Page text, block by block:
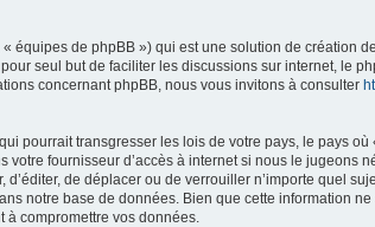
équipes de phpBB ») qui est une solution de création
pour seul but de faciliter les discussions sur internet, le
concernant phpBB, nous vous invitons à consulter
pourrait transgresser les lois de votre pays, le pays où
fournisseur d’accès à internet si nous le jugeons
de déplacer ou de verrouiller n’importe quel
notre base de données. Bien que cette information
compromettre vos données.